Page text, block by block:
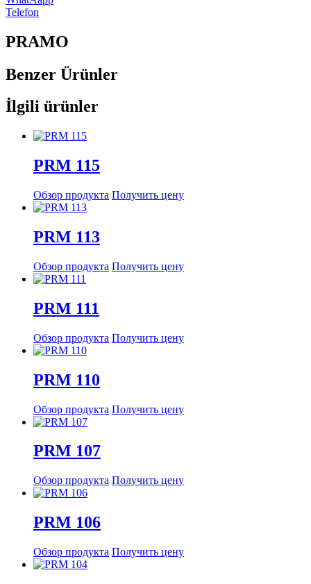
Telefon
PRAMO
Benzer Ürünler
İlgili ürünler
PRM 115
Обзор продукта Получить цену
PRM 113
Обзор продукта Получить цену
PRM 111
Обзор продукта Получить цену
PRM 110
Обзор продукта Получить цену
PRM 107
Обзор продукта Получить цену
PRM 106
Обзор продукта Получить цену